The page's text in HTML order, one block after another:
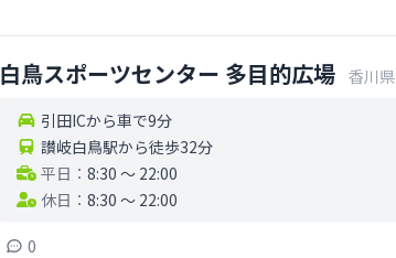
白鳥スポーツセンター 多目的広場 香川県
引田ICから車で9分
讃岐白鳥駅から徒歩32分
平日： 8:30 〜 22:00
休日： 8:30 〜 22:00
0